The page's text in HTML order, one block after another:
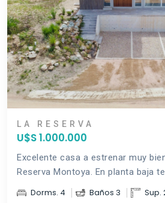
LA RESERVA
U$S 1.000.000
Excelente casa a estrenar muy
Reserva Montoya. En planta baja
Dorms. 4 Baños 3 Sup.